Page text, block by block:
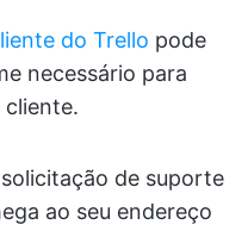
do Trello pode
necessário para
cliente.
de suporte
ao seu endereço